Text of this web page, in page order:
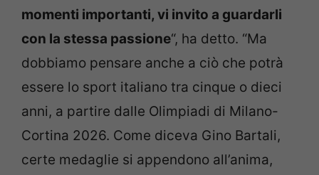
momenti importanti, vi invito a guardarli
con la stessa passione“, ha detto. “Ma
dobbiamo pensare anche a ciò che potrà
essere lo sport italiano tra cinque o dieci
anni, a partire dalle Olimpiadi di Milano-
Cortina 2026. Come diceva Gino Bartali,
certe medaglie si appendono all’anima,